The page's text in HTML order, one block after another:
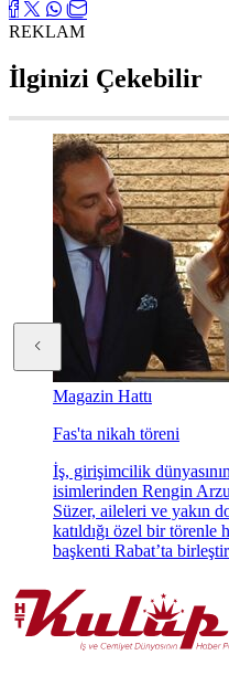
REKLAM
İlginizi Çekebilir
Magazin Hattı
Fas'ta nikah töreni
İş, girişimcilik
isimlerinden Rengin
Süzer, aileleri ve yakın
katıldığı özel bir törenle
başkenti Rabat’ta